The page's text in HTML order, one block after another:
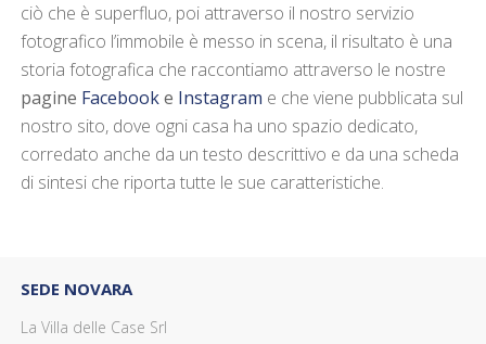
ciò che è superfluo, poi attraverso il nostro servizio
fotografico l’immobile è messo in scena, il risultato è una
storia fotografica che raccontiamo attraverso le nostre
pagine Facebooke Instagram e che viene pubblicata sul
nostro sito, dove ogni casa ha uno spazio dedicato,
corredato anche da un testo descrittivo e da una scheda
di sintesi che riporta tutte le sue caratteristiche.
SEDE NOVARA
La Villa delle Case Srl